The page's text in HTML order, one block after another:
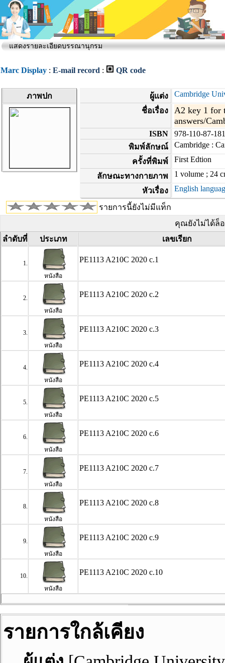
แสดงรายละเอียดบรรณานุกรม
Marc Display : E-mail record : QR code
ภาพปก ผู้แต่ง
Cambridge
ชื่อเรื่อง
A2 key 1 for
answers/
ISBN
978-110-87-
พิมพ์ลักษณ์
Cambridge :
ครั้งที่พิมพ์
First Edtion
ลักษณะทางกายภาพ
1 volume ; 24
หัวเรื่อง
English
รายการนี้ยังไม่มีแท็ก
คุณยังไม่ได้ล็
ลำดับที่
ประเภท เลขเรียก
1.
หนังสือ
PE1113 A210C 2020 c.1
2.
หนังสือ
PE1113 A210C 2020 c.2
3.
หนังสือ
PE1113 A210C 2020 c.3
4.
หนังสือ
PE1113 A210C 2020 c.4
5.
หนังสือ
PE1113 A210C 2020 c.5
6.
หนังสือ
PE1113 A210C 2020 c.6
7.
หนังสือ
PE1113 A210C 2020 c.7
8.
หนังสือ
PE1113 A210C 2020 c.8
9.
หนังสือ
PE1113 A210C 2020 c.9
10.
หนังสือ
PE1113 A210C 2020 c.10
รายการใกล้เคียง